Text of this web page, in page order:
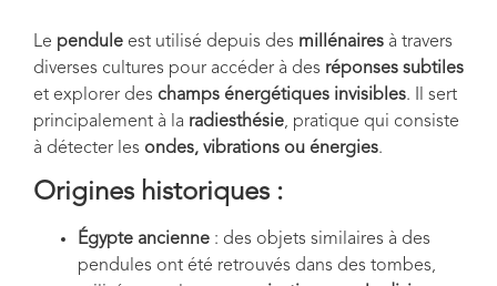
Le pendule est utilisé depuis des millénaires à travers
diverses cultures pour accéder à des réponses subtiles
et explorer des champs énergétiques invisibles. Il sert
principalement à la radiesthésie, pratique qui consiste
à détecter les ondes, vibrations ou énergies.
Origines historiques :
Égypte ancienne : des objets similaires à des
pendules ont été retrouvés dans des tombes,